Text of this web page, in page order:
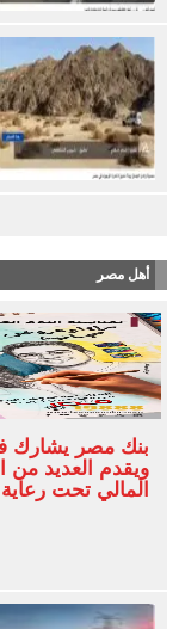
أهل مصر
بنك مصر يشارك
ويقدم العديد من
المالي تحت